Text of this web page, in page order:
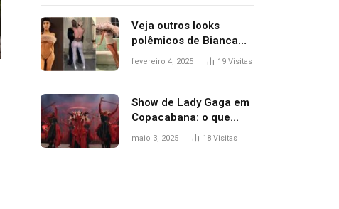
Veja outros looks
polêmicos de Bianca
Censori, esposa de
Grammy 2025
fevereiro 4, 2025 19 Visitas
Show de Lady Gaga em
Copacabana: o que
esperar, horários,
maio 3, 2025 18 Visitas